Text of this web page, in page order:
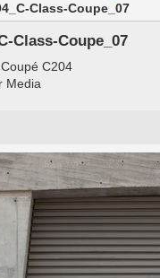
Class-Coupe_07
Class-Coupe_07
C204
Media